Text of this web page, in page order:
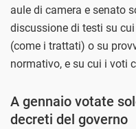
aule di camera e senato
discussione di testi su
(come i trattati) o su
normativo, e su cui i voti
A gennaio votate
decreti del governo